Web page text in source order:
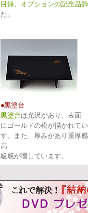
目録、オプションの記念品
た。
●黒塗台
黒塗台は光沢があり、表面
にゴールドの松が描かれて
す。また、厚みがあり重厚
高
級感が増しています。